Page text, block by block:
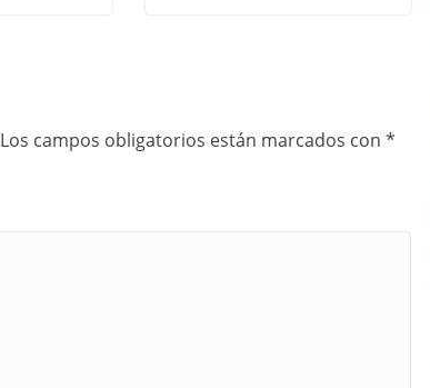
Los campos obligatorios están marcados con *